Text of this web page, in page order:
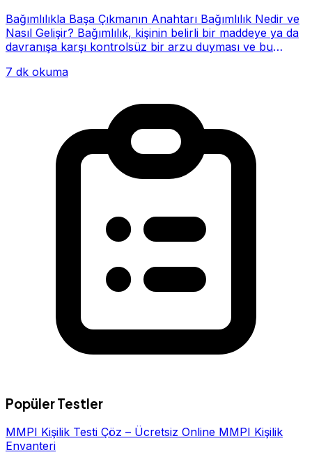
Bağımlılıkla Başa Çıkmanın Anahtarı Bağımlılık Nedir ve
Nasıl Gelişir? Bağımlılık, kişinin belirli bir maddeye ya da
davranışa karşı kontrolsüz bir arzu duyması ve bu
7 dk okuma
Popüler Testler
MMPI Kişilik Testi Çöz – Ücretsiz Online MMPI Kişilik
Envanteri